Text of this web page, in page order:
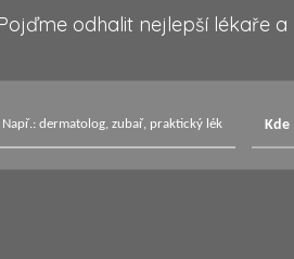
Pojďme odhalit nejlepší lékaře
Kde